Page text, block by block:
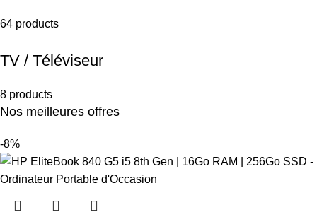
64 products
TV / Téléviseur
8 products
Nos meilleures offres
-8%